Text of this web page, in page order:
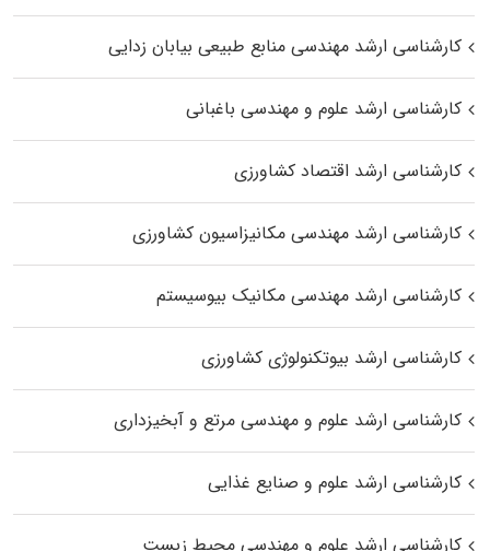
کارشناسی ارشد مهندسی منابع طبیعی بیابان زدایی
کارشناسی ارشد علوم و مهندسی باغبانی
کارشناسی ارشد اقتصاد کشاورزی
کارشناسی ارشد مهندسی مکانیزاسیون کشاورزی
کارشناسی ارشد مهندسی مکانیک بیوسیستم
کارشناسی ارشد بیوتکنولوژی کشاورزی
کارشناسی ارشد علوم و مهندسی مرتع و آبخیزداری
کارشناسی ارشد علوم و صنایع غذایی
کارشناسی ارشد علوم و مهندسی محیط زیست